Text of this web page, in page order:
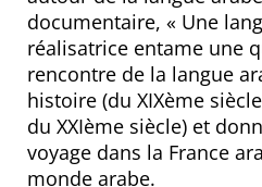
documentaire, « Une
réalisatrice entame une
rencontre de la langue
histoire (du XIXème
du XXIème siècle) et
voyage dans la France
monde arabe.